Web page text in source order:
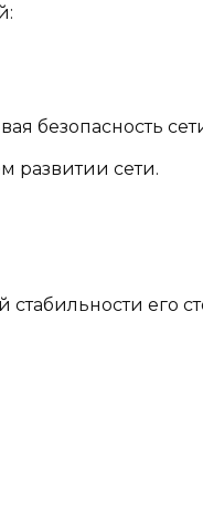
безопасность
развитии сети.
его